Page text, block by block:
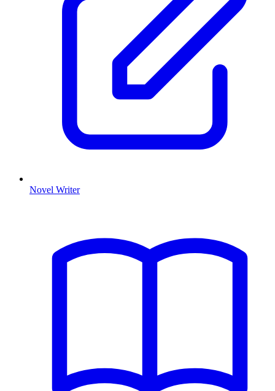
Novel Writer